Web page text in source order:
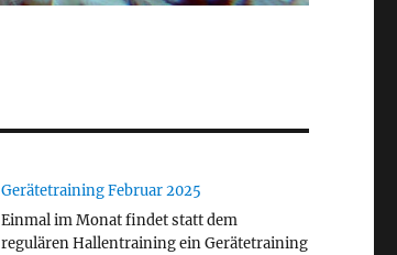
Gerätetraining Februar 2025
Einmal im Monat findet statt dem
regulären Hallentraining ein Gerätetraining